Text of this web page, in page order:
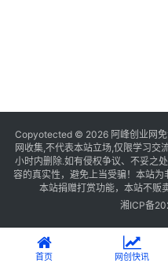
Copyotected © 2026 阿峰创业网
网收集,不代表本站立场,仅限学习交
小时内删除.如有侵权争议、不妥之
容的真实性，避免上当受骗！本站
本站捐赠打赏功能，本站不贩
湘ICP备
首页 网创快讯